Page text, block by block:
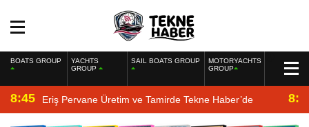
BOATS GROUP
YACHTS
GROUP
SAIL BOATS GROUP
MOTORYACHTS
GROUP
8:45 Eriş Pervane Üretim ve Tamirde Tekne Haber’de